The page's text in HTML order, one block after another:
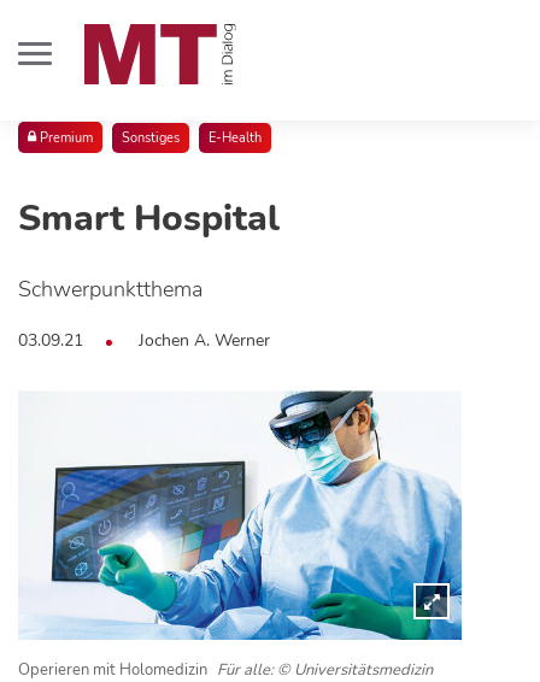
Premium Sonstiges E-Health
Smart Hospital
Schwerpunktthema
03.09.21 Jochen A. Werner
Operieren mit Holomedizin Für alle: © Universitätsmedizin